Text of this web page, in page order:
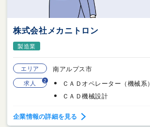
株式会社メカニトロン
製造業
エリア 南アルプス市
求人 2
ＣＡＤオペレーター（機械系）
ＣＡＤ機械設計
企業情報の詳細を見る